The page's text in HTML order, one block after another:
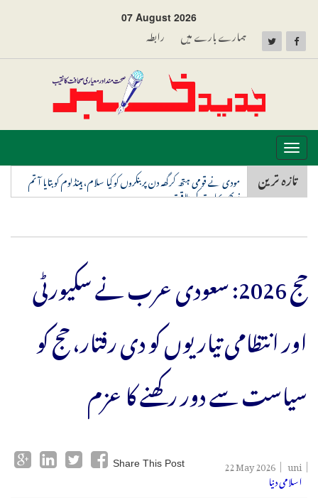
07 August 2026
ہمارے بارے میں رابطہ
Toggle
navigation
تازہ ترین مودی نے قومی ہتھ کرگھہ دن پر بنکروں کو کیا سلام، ہینڈلوم کو بتایا آتم
نربھر بھارت کی طاقت
حج 2026: سعودی عرب نے سکیورٹی
اور انتظامی تیاریوں کو دی رفتار، حج کو
سیاست سے دور رکھنے کا عزم
Share This Post 22 May 2026 uni
اسلامی دنیا